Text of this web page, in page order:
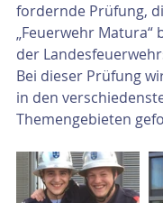
fordernde Prüfung,
„Feuerwehr Matura“
der
Bei dieser Prüfung
in den
Themengebieten